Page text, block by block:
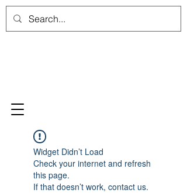
Widget Didn’t Load
Check your internet and refresh
this page.
If that doesn’t work, contact us.